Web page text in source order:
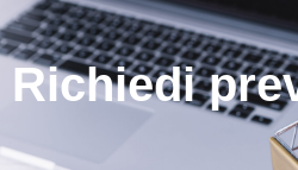
Richiedi